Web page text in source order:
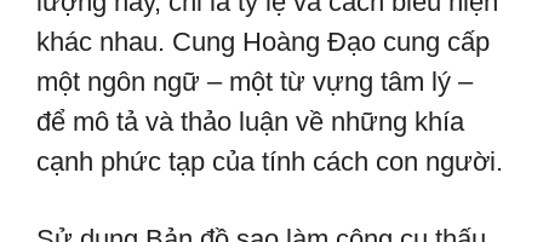
khác nhau. Cung Hoàng Đạo cung cấp
một ngôn ngữ – một từ vựng tâm lý –
để mô tả và thảo luận về những khía
cạnh phức tạp của tính cách con người.